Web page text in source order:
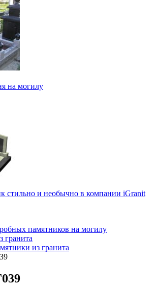
на могилу
стильно и необычно в компании iGranit
памятников на могилу
гранита
из гранита